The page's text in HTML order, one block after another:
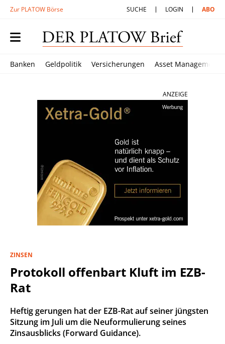
Zur PLATOW Börse SUCHE LOGIN ABO
Banken Geldpolitik Versicherungen Asset Management
ANZEIGE
ZINSEN
Protokoll offenbart Kluft im EZB-
Rat
Heftig gerungen hat der EZB-Rat auf seiner jüngsten
Sitzung im Juli um die Neuformulierung seines
Zinsausblicks (Forward Guidance).